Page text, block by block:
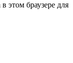
этом браузере для